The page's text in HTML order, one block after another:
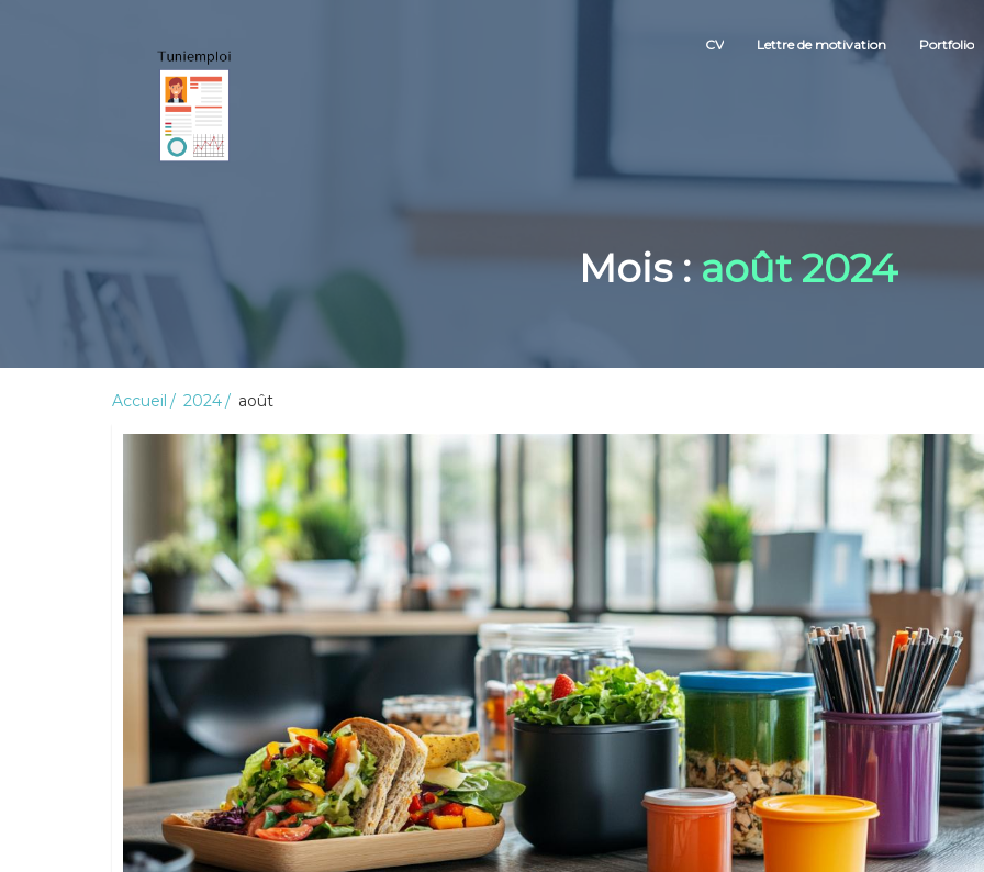
CV Lettre de motivation Portfolio
Mois :août 2024
Accueil 2024 août